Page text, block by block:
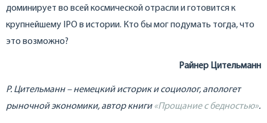
доминирует во всей космической отрасли и готовится к
крупнейшему IPO в истории. Кто бы мог подумать тогда, что
это возможно?
Райнер Цительманн
Р. Цительманн – немецкий историк и социолог, апологет
рыночной экономики, автор книги«Прощание с бедностью».